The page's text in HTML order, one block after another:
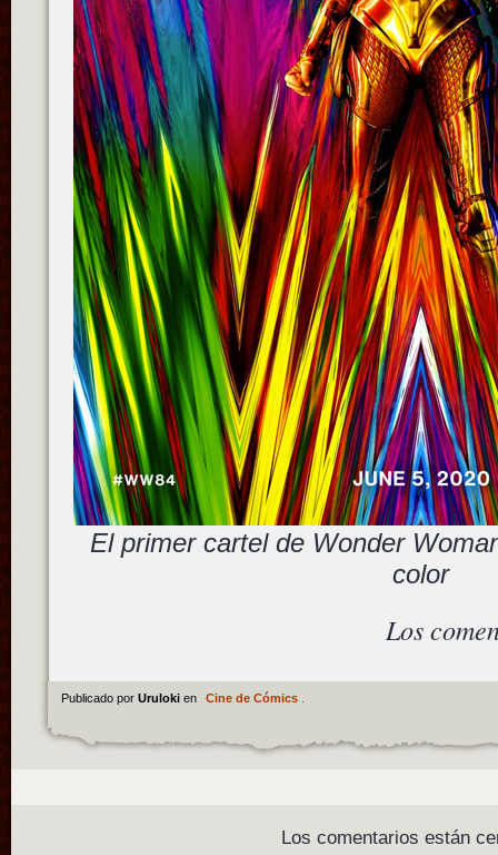
El primer cartel de Wonder
color
Los
Publicado por Uruloki en Cine de Cómics.
Los comentarios están